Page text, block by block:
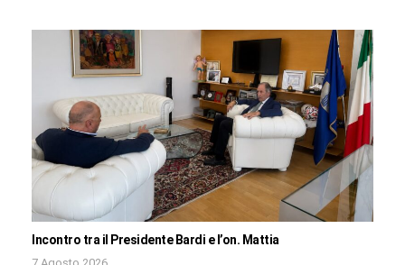
Incontro tra il Presidente Bardi e l’on. Mattia